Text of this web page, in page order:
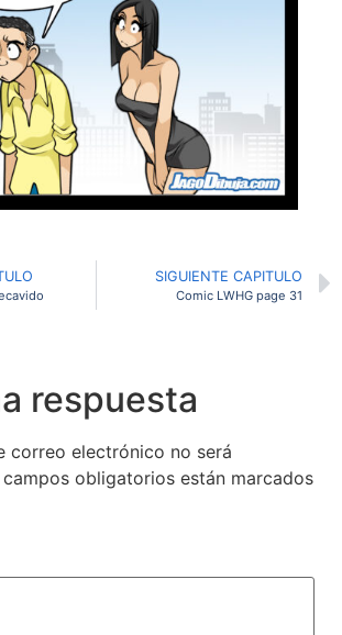
SIGUIENTE CAPITULO
Comic LWHG page 31
respuesta
correo electrónico no será
campos obligatorios están marcados